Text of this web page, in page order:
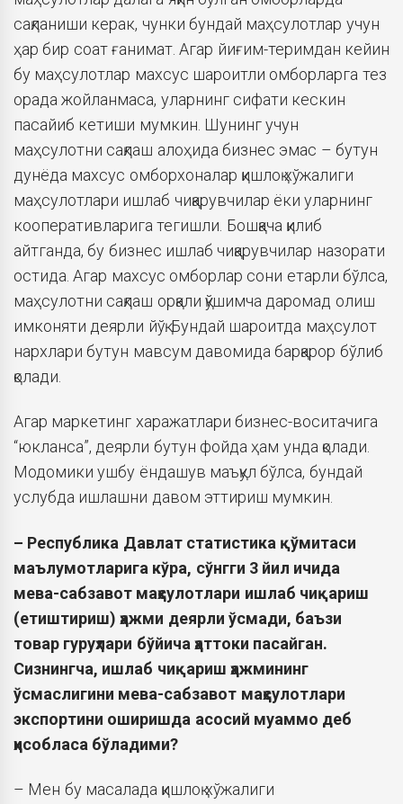
сақланиши керак, чунки бундай маҳсулотлар учун
ҳар бир соат ғанимат. Агар йиғим-теримдан кейин
бу маҳсулотлар махсус шароитли омборларга тез
орада жойланмаса, уларнинг сифати кескин
пасайиб кетиши мумкин. Шунинг учун
маҳсулотни сақлаш алоҳида бизнес эмас – бутун
дунёда махсус омборхоналар қишлоқ хўжалиги
маҳсулотлари ишлаб чиқарувчилар ёки уларнинг
кооперативларига тегишли. Бошқача қилиб
айтганда, бу бизнес ишлаб чиқарувчилар назорати
остида. Агар махсус омборлар сони етарли бўлса,
маҳсулотни сақлаш орқали қўшимча даромад олиш
имконяти деярли йўқ. Бундай шароитда маҳсулот
нархлари бутун мавсум давомида барқарор бўлиб
қолади.
Агар маркетинг харажатлари бизнес-воситачига
“юкланса”, деярли бутун фойда ҳам унда қолади.
Модомики ушбу ёндашув маъқул бўлса, бундай
услубда ишлашни давом эттириш мумкин.
– Республика Давлат статистика қўмитаси
маълумотларига кўра, сўнгги 3 йил ичида
мева-сабзавот маҳсулотлари ишлаб чиқариш
(етиштириш) ҳажми деярли ўсмади, баъзи
товар гуруҳлари бўйича ҳаттоки пасайган.
Сизнингча, ишлаб чиқариш ҳажмининг
ўсмаслигини мева-сабзавот маҳсулотлари
экспортини оширишда асосий муаммо деб
ҳисобласа бўладими?
– Мен бу масалада қишлоқ хўжалиги